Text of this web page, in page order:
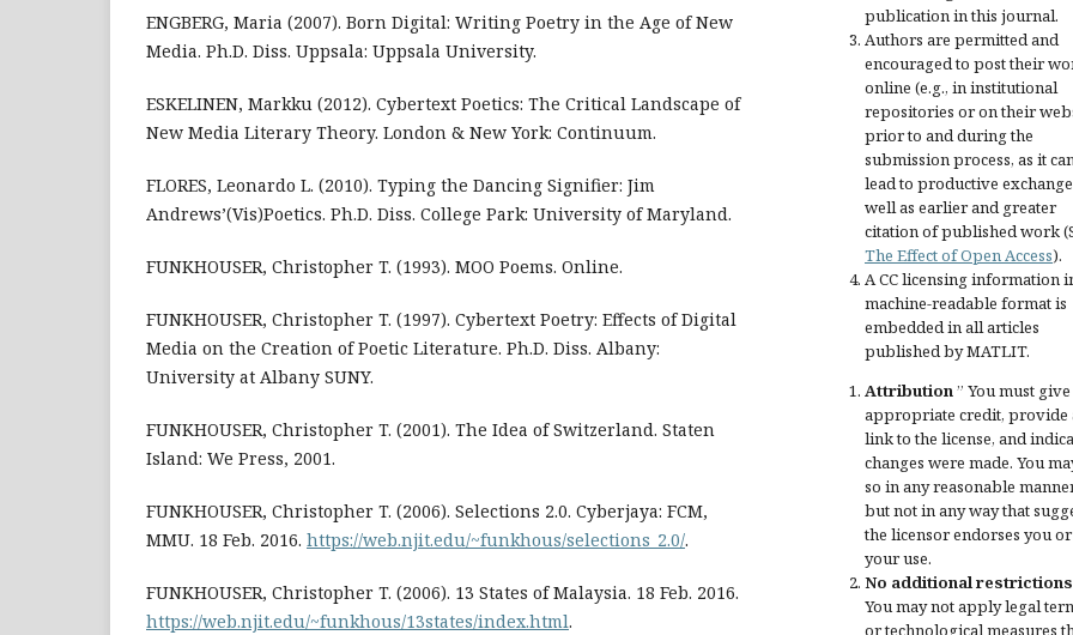
ENGBERG, Maria (2007). Born Digital: Writing Poetry in the Age of New
Media. Ph.D. Diss. Uppsala: Uppsala University.
ESKELINEN, Markku (2012). Cybertext Poetics: The Critical Landscape of
New Media Literary Theory. London & New York: Continuum.
FLORES, Leonardo L. (2010). Typing the Dancing Signifier: Jim
Andrews’(Vis)Poetics. Ph.D. Diss. College Park: University of Maryland.
FUNKHOUSER, Christopher T. (1993). MOO Poems. Online.
FUNKHOUSER, Christopher T. (1997). Cybertext Poetry: Effects of Digital
Media on the Creation of Poetic Literature. Ph.D. Diss. Albany:
University at Albany SUNY.
FUNKHOUSER, Christopher T. (2001). The Idea of Switzerland. Staten
Island: We Press, 2001.
FUNKHOUSER, Christopher T. (2006). Selections 2.0. Cyberjaya: FCM,
MMU. 18 Feb. 2016. https://web.njit.edu/~funkhous/selections_2.0/.
FUNKHOUSER, Christopher T. (2006). 13 States of Malaysia. 18 Feb. 2016.
https://web.njit.edu/~funkhous/13states/index.html.
publication in this journal.
Authors are permitted and
encouraged to post their
online (e.g., in institutional
repositories or on their
prior to and during the
submission process, as it
lead to productive
well as earlier and greater
citation of published work
The Effect of Open Access).
A CC licensing information
machine-readable format is
embedded in all articles
published by MATLIT.
Attribution” You must give
appropriate credit, provide
link to the license, and
changes were made. You
so in any reasonable
but not in any way that
the licensor endorses you or
your use.
No additional restrictions
You may not apply legal